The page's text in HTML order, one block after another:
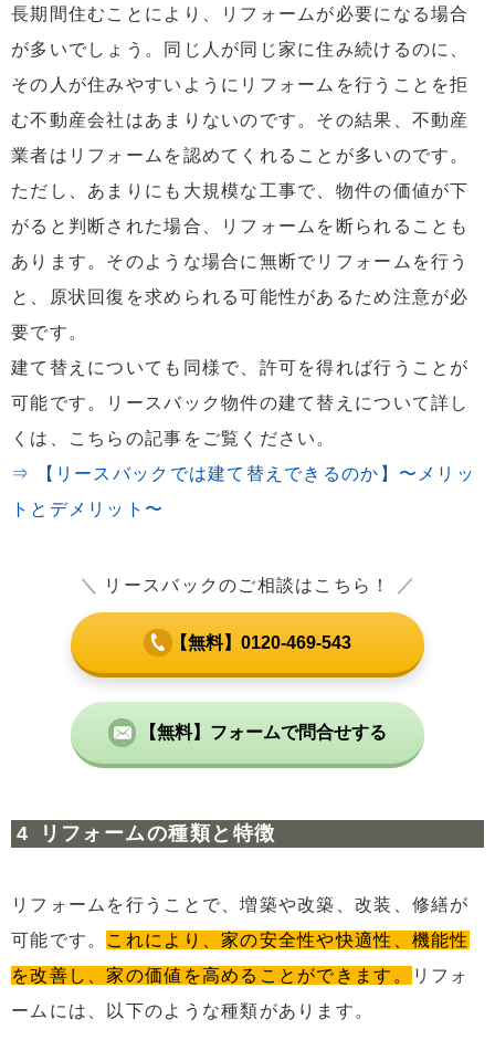
長期間住むことにより、リフォームが必要になる場合
が多いでしょう。同じ人が同じ家に住み続けるのに、
その人が住みやすいようにリフォームを行うことを拒
む不動産会社はあまりないのです。その結果、不動産
業者はリフォームを認めてくれることが多いのです。
ただし、あまりにも大規模な工事で、物件の価値が下
がると判断された場合、リフォームを断られることも
あります。そのような場合に無断でリフォームを行う
と、原状回復を求められる可能性があるため注意が必
要です。
建て替えについても同様で、許可を得れば行うことが
可能です。リースバック物件の建て替えについて詳し
くは、こちらの記事をご覧ください。
⇒ 【リースバックでは建て替えできるのか】〜メリッ
トとデメリット〜
＼ リースバックのご相談はこちら！ ／
【無料】0120-469-543
【無料】フォームで問合せする
リフォームの種類と特徴
リフォームを行うことで、増築や改築、改装、修繕が
可能です。 これにより、家の安全性や快適性、機能性
を改善し、家の価値を高めることができます。
リフォ
ームには、以下のような種類があります。